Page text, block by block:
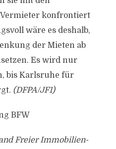
konfrontiert
wäre es deshalb,
der Mieten ab
Es wird nur
bis Karlsruhe für
(DFPA/JF1)
BFW
Freier Immobilien-